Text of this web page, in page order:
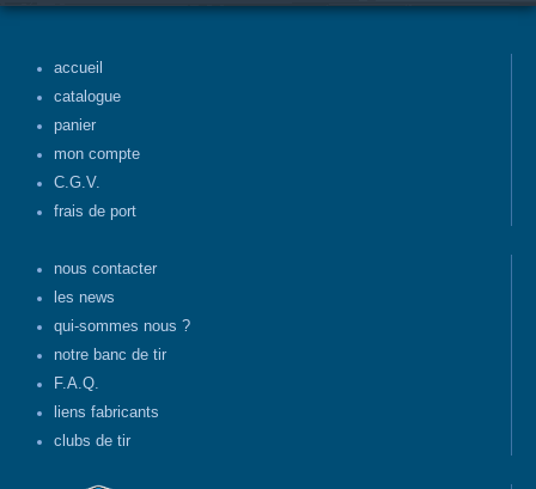
accueil
catalogue
panier
mon compte
C.G.V.
frais de port
nous contacter
les news
qui-sommes nous ?
notre banc de tir
F.A.Q.
liens fabricants
clubs de tir